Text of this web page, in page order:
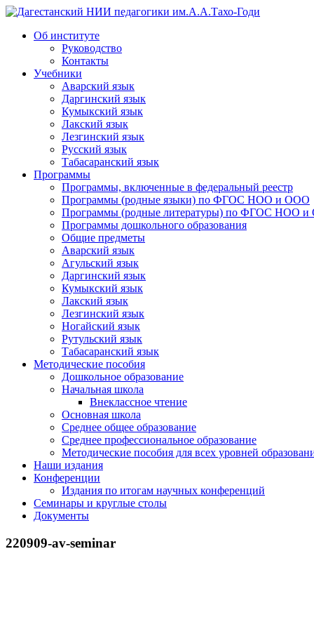
Дагестанский НИИ педагогики им.А.А.Тахо-Годи
Об институте
Руководство
Контакты
Учебники
Аварский язык
Даргинский язык
Кумыкский язык
Лакский язык
Лезгинский язык
Русский язык
Табасаранский язык
Программы
Программы, включенные в федеральный реестр
Программы (родные языки) по ФГОС НОО и ООО
Программы (родные литературы) по ФГОС НОО
Программы дошкольного образования
Общие предметы
Аварский язык
Агульский язык
Даргинский язык
Кумыкский язык
Лакский язык
Лезгинский язык
Ногайский язык
Рутульский язык
Табасаранский язык
Методические пособия
Дошкольное образование
Начальная школа
Внеклассное чтение
Основная школа
Среднее общее образование
Среднее профессиональное образование
Методические пособия для всех уровней
Наши издания
Конференции
Издания по итогам научных конференций
Семинары и круглые столы
Документы
220909-av-seminar